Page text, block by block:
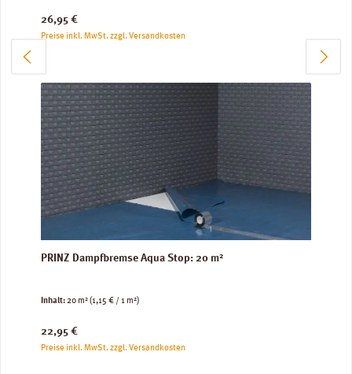
Regulärer Preis:
26,95 €
Preise inkl. MwSt. zzgl. Versandkosten
PRINZ Dampfbremse Aqua Stop: 20 m²
Inhalt:20 m²(1,15 € / 1 m²)
Regulärer Preis:
22,95 €
Preise inkl. MwSt. zzgl. Versandkosten